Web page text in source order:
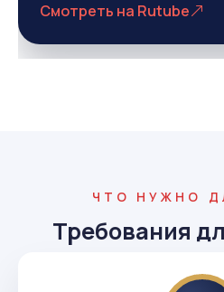
Смотреть на Rutube
ЧТО НУЖНО
Требования